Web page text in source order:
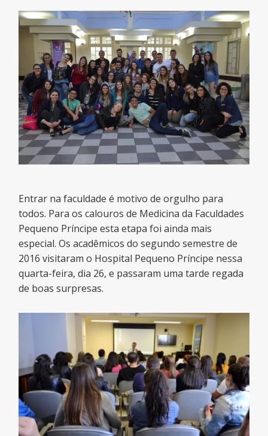
Entrar na faculdade é motivo de orgulho para
todos. Para os calouros de Medicina da Faculdades
Pequeno Príncipe esta etapa foi ainda mais
especial. Os acadêmicos do segundo semestre de
2016 visitaram o Hospital Pequeno Príncipe nessa
quarta-feira, dia 26, e passaram uma tarde regada
de boas surpresas.